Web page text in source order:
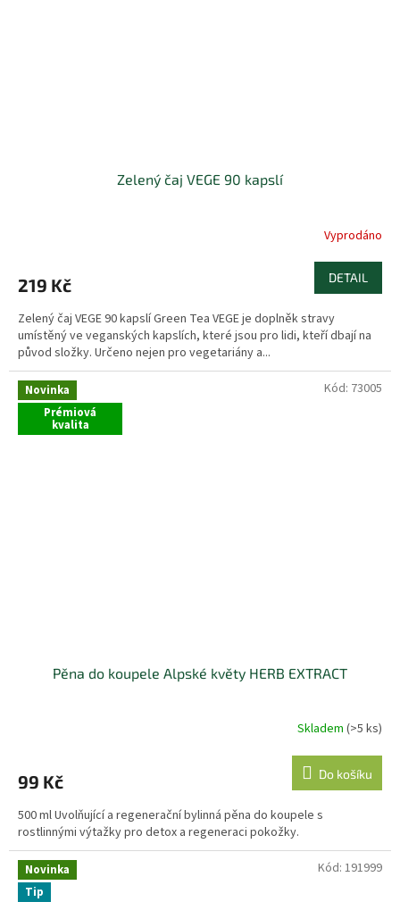
Zelený čaj VEGE 90 kapslí
Vyprodáno
219 Kč DETAIL
Zelený čaj VEGE 90 kapslí Green Tea VEGE je doplněk stravy
umístěný ve veganských kapslích, které jsou pro lidi, kteří dbají na
původ složky. Určeno nejen pro vegetariány a...
Novinka
Prémiová
kvalita
Pěna do koupele Alpské květy HERB EXTRACT
Skladem (>5 ks)
99 Kč Do košíku
500 ml Uvolňující a regenerační bylinná pěna do koupele s
rostlinnými výtažky pro detox a regeneraci pokožky.
Kód: 73005
Novinka
Tip
Kód: 191999